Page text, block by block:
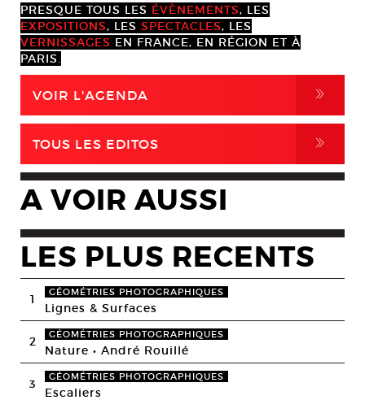
PRESQUE TOUS LES ÉVÈNEMENTS, LES
EXPOSITIONS, LES SPECTACLES, LES
VERNISSAGES EN FRANCE, EN RÉGION ET À
PARIS.
VOIR L'AGENDA ,
TOUS LES EDITOS ,
A VOIR AUSSI
LES PLUS RECENTS
1 GÉOMÉTRIES PHOTOGRAPHIQUES
Lignes & Surfaces
2 GÉOMÉTRIES PHOTOGRAPHIQUES
Nature • André Rouillé
3 GÉOMÉTRIES PHOTOGRAPHIQUES
Escaliers